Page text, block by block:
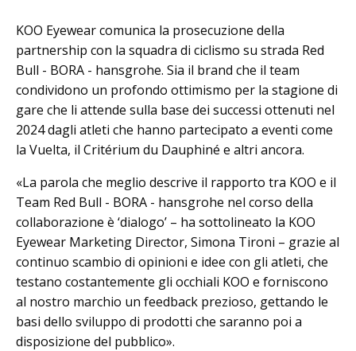
KOO Eyewear comunica la prosecuzione della
partnership con la squadra di ciclismo su strada Red
Bull - BORA - hansgrohe. Sia il brand che il team
condividono un profondo ottimismo per la stagione di
gare che li attende sulla base dei successi ottenuti nel
2024 dagli atleti che hanno partecipato a eventi come
la Vuelta, il Critérium du Dauphiné e altri ancora.
«La parola che meglio descrive il rapporto tra KOO e il
Team Red Bull - BORA - hansgrohe nel corso della
collaborazione è ‘dialogo’ – ha sottolineato la KOO
Eyewear Marketing Director, Simona Tironi – grazie al
continuo scambio di opinioni e idee con gli atleti, che
testano costantemente gli occhiali KOO e forniscono
al nostro marchio un feedback prezioso, gettando le
basi dello sviluppo di prodotti che saranno poi a
disposizione del pubblico».